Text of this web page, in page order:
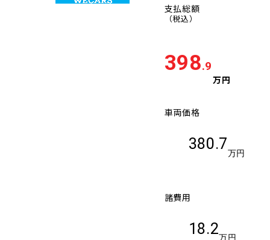
支払総額
（税込）
398.9
万円
車両価格
380.7
万円
諸費用
18.2
万円